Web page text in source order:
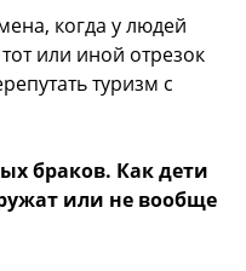
когда у людей
или иной отрезок
туризм с
браков. Как дети
или не вообще